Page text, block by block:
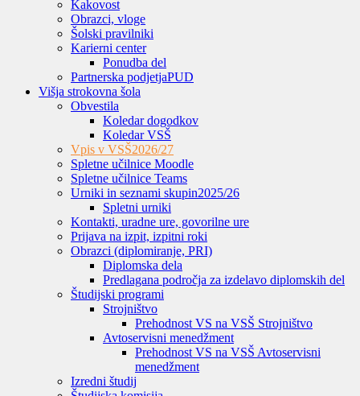
Kakovost
Obrazci, vloge
Šolski pravilniki
Karierni center
Ponudba del
Partnerska podjetjaPUD
Višja strokovna šola
Obvestila
Koledar dogodkov
Koledar VSŠ
Vpis v VSŠ2026/27
Spletne učilnice Moodle
Spletne učilnice Teams
Urniki in seznami skupin2025/26
Spletni urniki
Kontakti, uradne ure, govorilne ure
Prijava na izpit, izpitni roki
Obrazci (diplomiranje, PRI)
Diplomska dela
Predlagana področja za izdelavo diplomskih del
Študijski programi
Strojništvo
Prehodnost VS na VSŠ Strojništvo
Avtoservisni menedžment
Prehodnost VS na VSŠ Avtoservisni
menedžment
Izredni študij